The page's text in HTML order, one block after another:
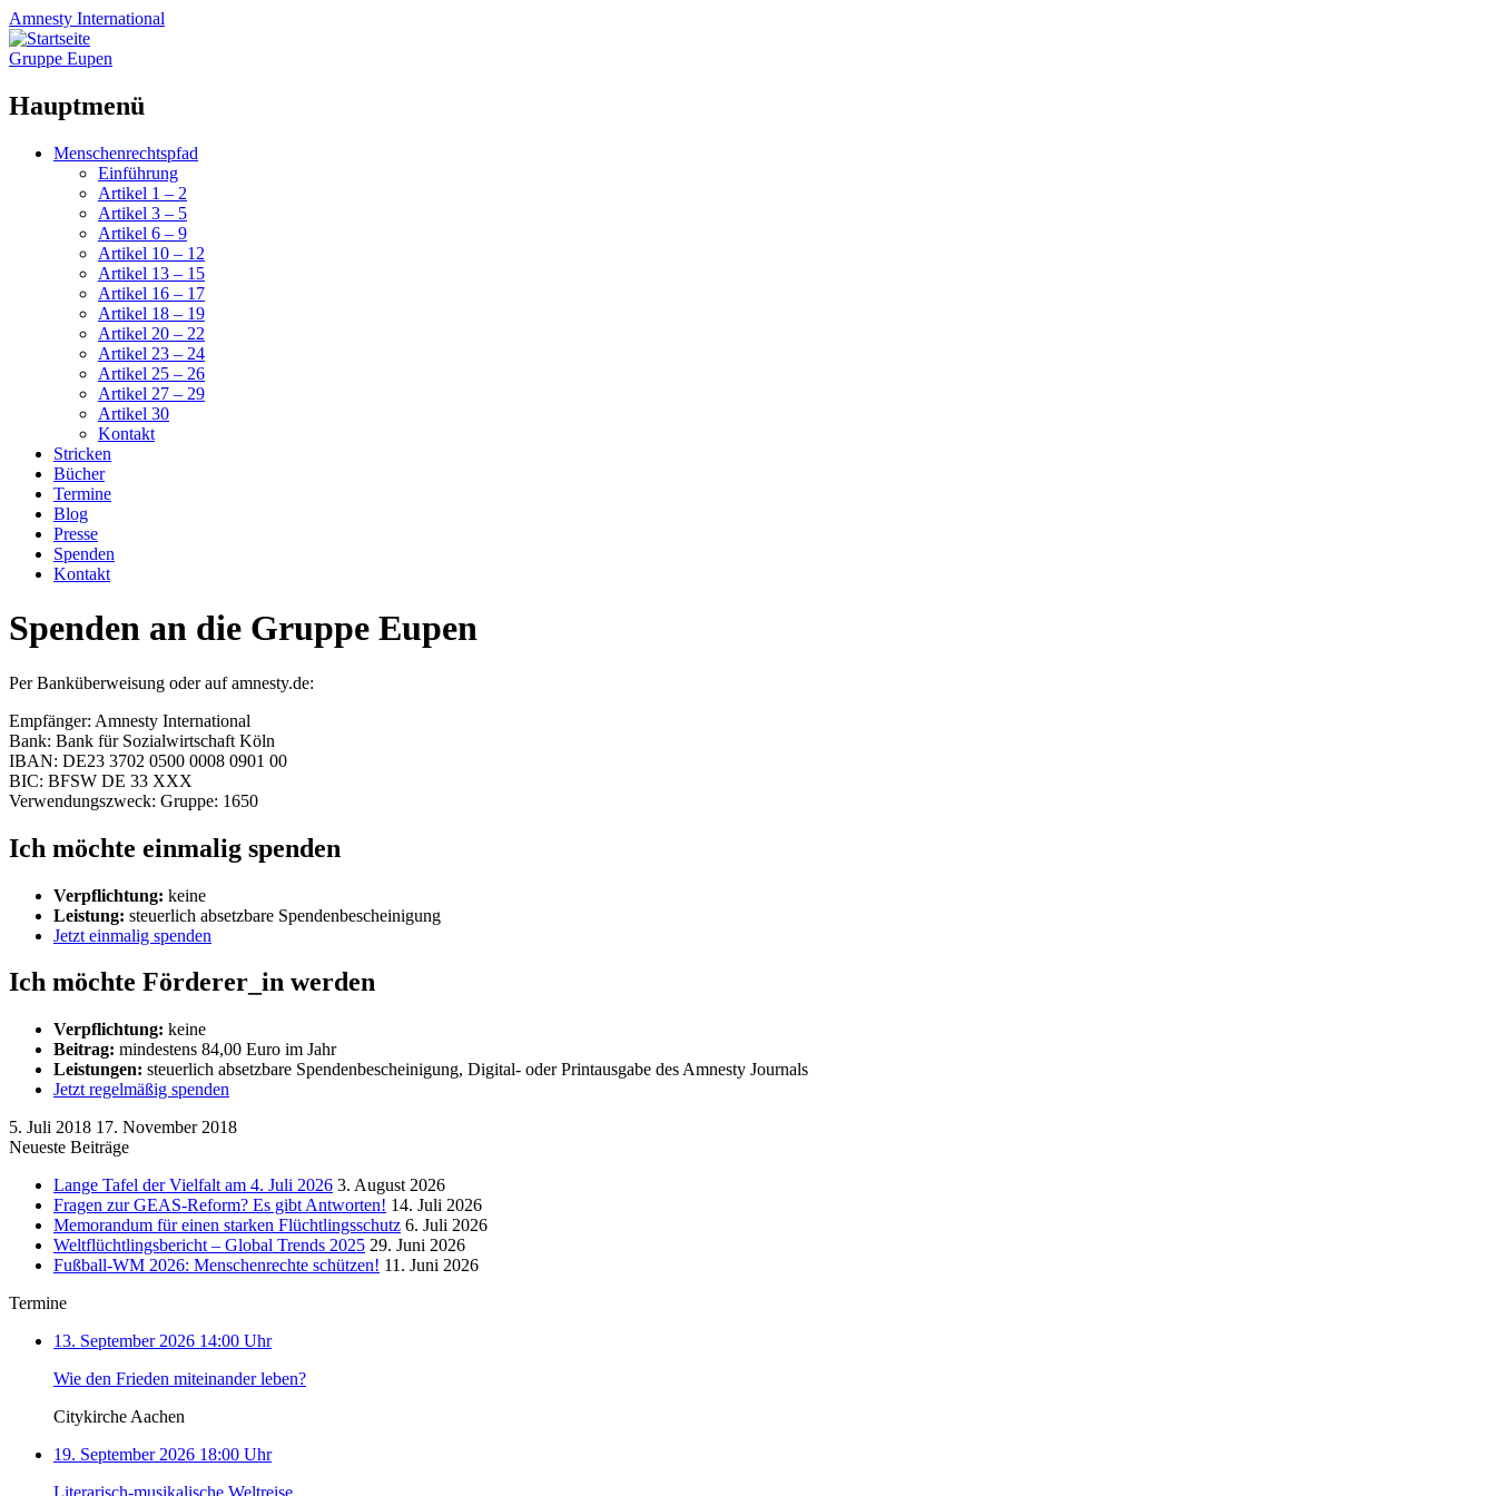
Amnesty International
Gruppe Eupen
Hauptmenü
Zum
Menschenrechtspfad
Einführung
Artikel 1 – 2
Artikel 3 – 5
Artikel 6 – 9
Artikel 10 – 12
Artikel 13 – 15
Artikel 16 – 17
Artikel 18 – 19
Artikel 20 – 22
Artikel 23 – 24
Artikel 25 – 26
Artikel 27 – 29
Artikel 30
Kontakt
Stricken
Bücher
Termine
Blog
Presse
Spenden
Kontakt
Spenden an die Gruppe Eupen
Per Banküberweisung oder auf amnesty.de:
Empfänger: Amnesty International
Bank: Bank für Sozialwirtschaft Köln
IBAN: DE23 3702 0500 0008 0901 00
BIC: BFSW DE 33 XXX
Verwendungszweck: Gruppe: 1650
Ich möchte einmalig spenden
Verpflichtung: keine
Leistung: steuerlich absetzbare Spendenbescheinigung
Jetzt einmalig spenden
Ich möchte Förderer_in werden
Verpflichtung: keine
Beitrag: mindestens 84,00 Euro im Jahr
Leistungen: steuerlich absetzbare Spendenbescheinigung, Digital- oder Printausgabe des Amnesty Journals
Jetzt regelmäßig spenden
5. Juli 2018 17. November 2018
Neueste Beiträge
Lange Tafel der Vielfalt am 4. Juli 2026 3. August 2026
Fragen zur GEAS-Reform? Es gibt Antworten! 14. Juli 2026
Memorandum für einen starken Flüchtlingsschutz 6. Juli 2026
Weltflüchtlingsbericht – Global Trends 2025 29. Juni 2026
Fußball-WM 2026: Menschenrechte schützen! 11. Juni 2026
Termine
13. September 2026 14:00 Uhr
Wie den Frieden miteinander leben?
Citykirche Aachen
19. September 2026 18:00 Uhr